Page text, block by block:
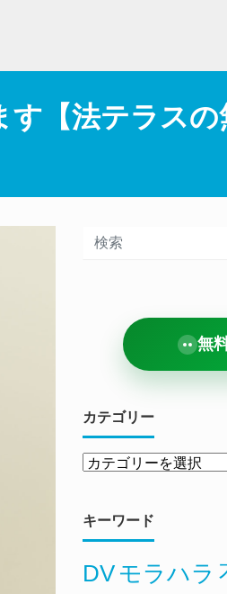
【法テラスの
無
カテゴリー
キーワード
DV モラハラ